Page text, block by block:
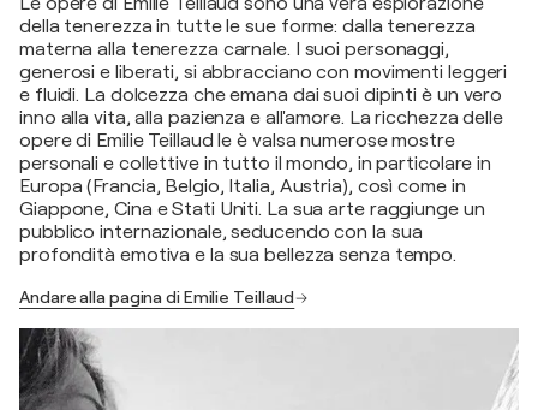
della tenerezza in tutte le sue forme: dalla tenerezza
materna alla tenerezza carnale. I suoi personaggi,
generosi e liberati, si abbracciano con movimenti leggeri
e fluidi. La dolcezza che emana dai suoi dipinti è un vero
inno alla vita, alla pazienza e all'amore. La ricchezza delle
opere di Emilie Teillaud le è valsa numerose mostre
personali e collettive in tutto il mondo, in particolare in
Europa (Francia, Belgio, Italia, Austria), così come in
Giappone, Cina e Stati Uniti. La sua arte raggiunge un
pubblico internazionale, seducendo con la sua
profondità emotiva e la sua bellezza senza tempo.
Andare alla pagina di Emilie Teillaud